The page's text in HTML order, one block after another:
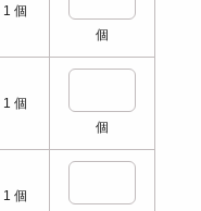
1 個
個
1 個
個
1 個